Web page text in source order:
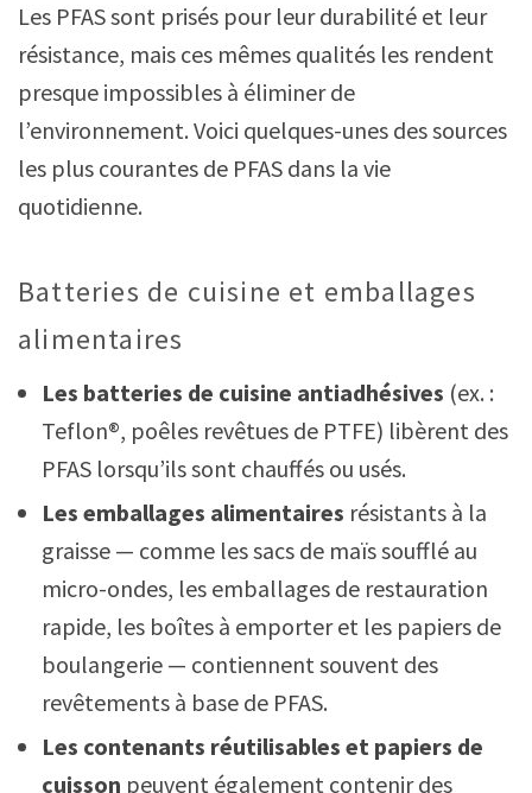
Les PFAS sont prisés pour leur durabilité et leur
résistance, mais ces mêmes qualités les rendent
presque impossibles à éliminer de
l’environnement. Voici quelques-unes des sources
les plus courantes de PFAS dans la vie
quotidienne.
Batteries de cuisine et emballages
alimentaires
Les batteries de cuisine antiadhésives (ex. :
Teflon®, poêles revêtues de PTFE) libèrent des
PFAS lorsqu’ils sont chauffés ou usés.
Les emballages alimentaires résistants à la
graisse — comme les sacs de maïs soufflé au
micro-ondes, les emballages de restauration
rapide, les boîtes à emporter et les papiers de
boulangerie — contiennent souvent des
revêtements à base de PFAS.
Les contenants réutilisables et papiers de
cuisson peuvent également contenir des